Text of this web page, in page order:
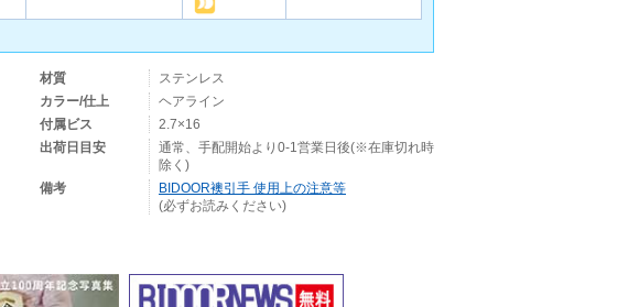
材質
ステンレス
カラー/仕上
ヘアライン
付属ビス
2.7×16
出荷日目安
通常、手配開始より0-1営業日後(※在庫切れ時
除く)
備考
BIDOOR襖引手 使用上の注意等
(必ずお読みください)